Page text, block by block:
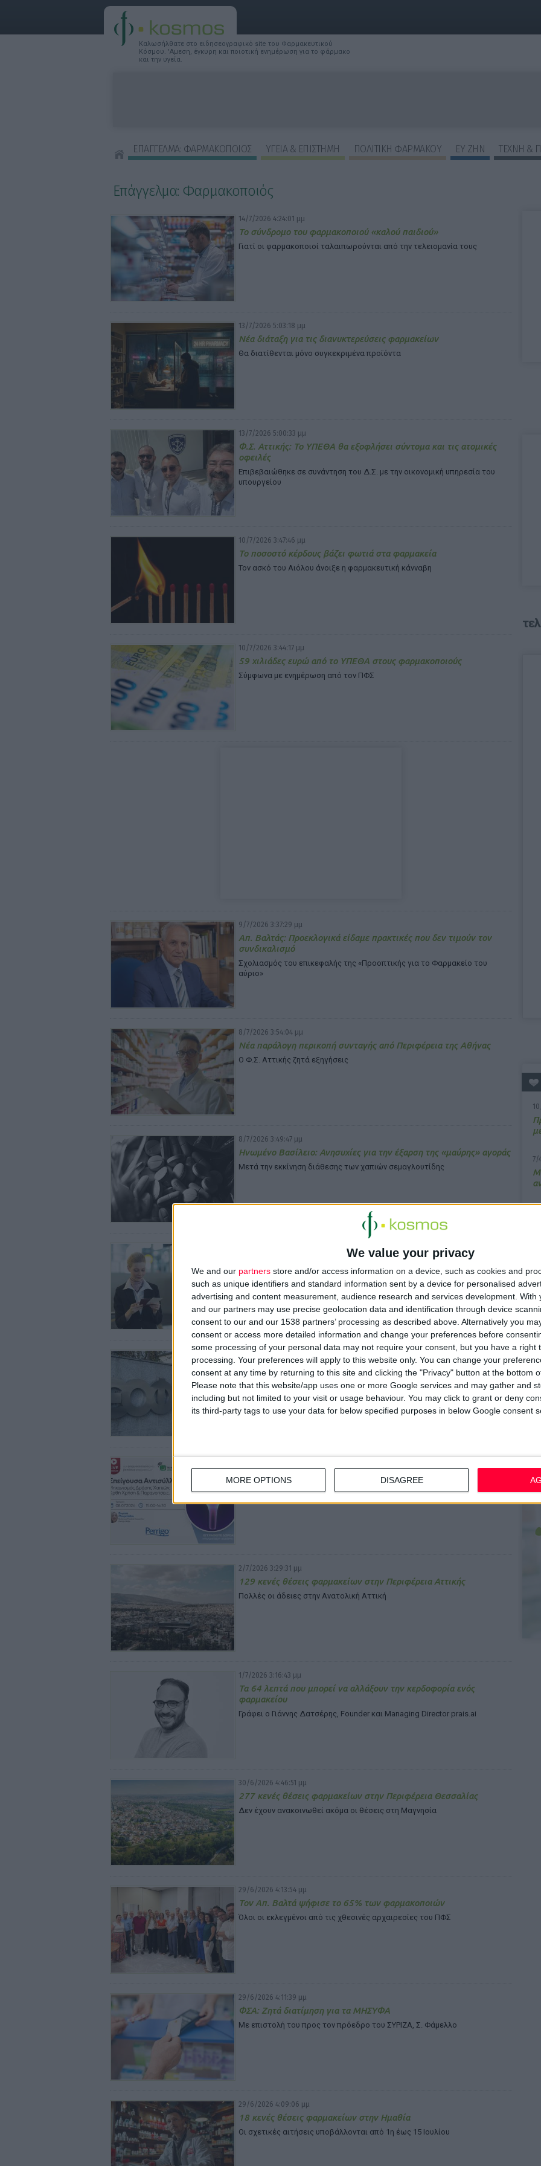
We value your privacy
We and our partners store and/or access information on a device, such as cookies and
such as unique identifiers and standard information sent by a device for personalised
advertising and content measurement, audience research and services development. With
and our partners may use precise geolocation data and identification through device
consent to our and our 1538 partners’ processing as described above. Alternatively you
consent or access more detailed information and change your preferences before
some processing of your personal data may not require your consent, but you have a right
processing. Your preferences will apply to this website only. You can change your
consent at any time by returning to this site and clicking the "Privacy" button at the bottom
Please note that this website/app uses one or more Google services and may gather and
including but not limited to your visit or usage behaviour. You may click to grant or deny
its third-party tags to use your data for below specified purposes in below Google consent
MORE OPTIONS DISAGREE
Καλωσήλθατε στο ειδησεογραφικό site του Φαρμακευτικού
Κόσμου. 'Αμεση, έγκυρη και ποιοτική ενημέρωση για το φάρμακο
και την υγεία.
ΕΠΑΓΓΕΛΜΑ: ΦΑΡΜΑΚΟΠΟΙΟΣ ΥΓΕΙΑ & ΕΠΙΣΤΗΜΗ ΠΟΛΙΤΙΚΗ ΦΑΡΜΑΚΟΥ ΕΥ ΖΗΝ
ΤΕΧΝΗ &
Επάγγελμα: Φαρμακοποιός
7/
14/7/2026 4:24:01 μμ
Το σύνδρομο του φαρμακοποιού «καλού παιδιού»
Γιατί οι φαρμακοποιοί ταλαιπωρούνται από την τελειομανία τους
13/7/2026 5:03:18 μμ
Νέα διάταξη για τις διανυκτερεύσεις φαρμακείων
Θα διατίθενται μόνο συγκεκριμένα προϊόντα
13/7/2026 5:00:33 μμ
Φ.Σ. Αττικής: Το ΥΠΕΘΑ θα εξοφλήσει σύντομα και τις ατομικές
οφειλές
Επιβεβαιώθηκε σε συνάντηση του Δ.Σ. με την οικονομική υπηρεσία του
υπουργείου
10/7/2026 3:47:46 μμ
Το ποσοστό κέρδους βάζει φωτιά στα φαρμακεία
Τον ασκό του Αιόλου άνοιξε η φαρμακευτική κάνναβη
10/7/2026 3:44:17 μμ
59 χιλιάδες ευρώ από το ΥΠΕΘΑ στους φαρμακοποιούς
Σύμφωνα με ενημέρωση από τον ΠΦΣ
9/7/2026 3:37:29 μμ
Απ. Βαλτάς: Προεκλογικά είδαμε πρακτικές που δεν τιμούν τον
συνδικαλισμό
Σχολιασμός του επικεφαλής της «Προοπτικής για το Φαρμακείο του
αύριο»
8/7/2026 3:54:04 μμ
Νέα παράλογη περικοπή συνταγής από Περιφέρεια της Αθήνας
Ο Φ.Σ. Αττικής ζητά εξηγήσεις
8/7/2026 3:49:47 μμ
Ηνωμένο Βασίλειο: Ανησυχίες για την έξαρση της «μαύρης» αγοράς
Μετά την εκκίνηση διάθεσης των χαπιών σεμαγλουτίδης
ΤΕΑ-ΠΦΣ: Σε ισχύ η δυνατότητα πάγιας εντολής
Για την πληρωμή εισφορών
6/7/2026 3:10:09 μμ
Ο ΕΟΦ προσλαμβάνει και πάλι φαρμακοποιούς
Έως 18/07 οι αιτήσεις
αντισύλληψη και τη συμβουλευτική
2/7/2026 3:29:31 μμ
129 κενές θέσεις φαρμακείων στην Περιφέρεια Αττικής
Πολλές οι άδειες στην Ανατολική Αττική
1/7/2026 3:16:43 μμ
Τα 64 λεπτά που μπορεί να αλλάξουν την κερδοφορία ενός
φαρμακείου
Γράφει ο Γιάννης Δατσέρης, Founder και Managing Director prais.ai
30/6/2026 4:46:51 μμ
277 κενές θέσεις φαρμακείων στην Περιφέρεια Θεσσαλίας
Δεν έχουν ανακοινωθεί ακόμα οι θέσεις στη Μαγνησία
29/6/2026 4:13:54 μμ
Τον Απ. Βαλτά ψήφισε το 65% των φαρμακοποιών
Όλοι οι εκλεγμένοι από τις χθεσινές αρχαιρεσίες του ΠΦΣ
29/6/2026 4:11:39 μμ
ΦΣΑ: Ζητά διατίμηση για τα ΜΗΣΥΦΑ
Με επιστολή του προς τον πρόεδρο του ΣΥΡΙΖΑ, Σ. Φάμελλο
29/6/2026 4:09:06 μμ
18 κενές θέσεις φαρμακείων στην Ημαθία
Οι σχετικές αιτήσεις υποβάλλονται από 1η έως 15 Ιουλίου